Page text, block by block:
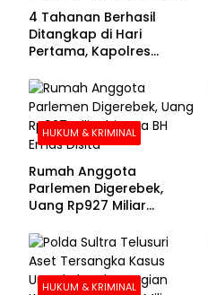
4 Tahanan Berhasil
Ditangkap di Hari
Pertama, Kapolres
Buronan Segera
Menyerahkan Diri
HUKUM & KRIMINAL
Rumah Anggota
Parlemen Digerebek,
Uang Rp927 Miliar
HUKUM & KRIMINAL